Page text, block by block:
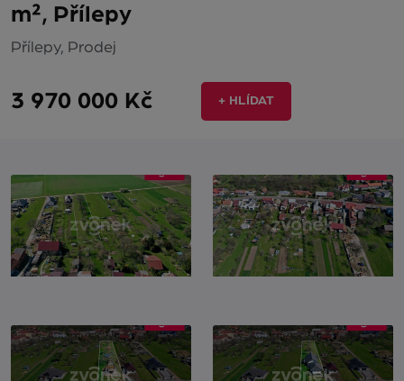
m², Přílepy
Přílepy, Prodej
3 970 000 Kč + HLÍDAT